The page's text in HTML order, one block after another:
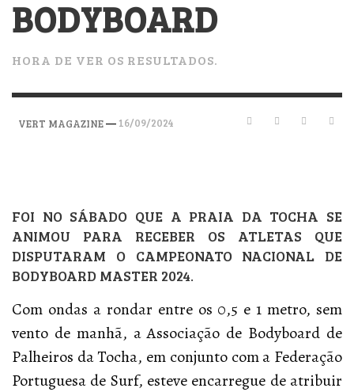
BODYBOARD
HORA DE VER OS RESULTADOS.
VERT MAGAZINE— 16/09/2024
FOI NO SÁBADO QUE A PRAIA DA TOCHA SE
ANIMOU PARA RECEBER OS ATLETAS QUE
DISPUTARAM O CAMPEONATO NACIONAL DE
BODYBOARD MASTER 2024.
Com ondas a rondar entre os 0,5 e 1 metro, sem
vento de manhã, a Associação de Bodyboard de
Palheiros da Tocha, em conjunto com a Federação
Portuguesa de Surf, esteve encarregue de atribuir